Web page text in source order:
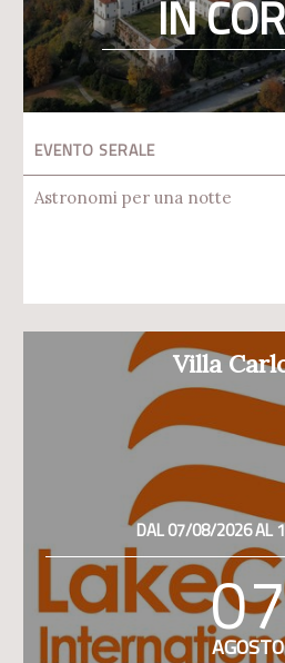
IN
EVENTO SERALE
Astronomi per una notte
Villa
DAL 07/08/2026 AL
07
AGOSTO